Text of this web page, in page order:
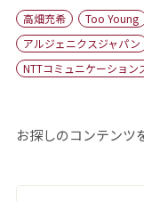
出版物
会社概要
高畑充希 Too Young
アルジェニクスジャパン
NTTコミュニケーション
お探しのコンテンツ